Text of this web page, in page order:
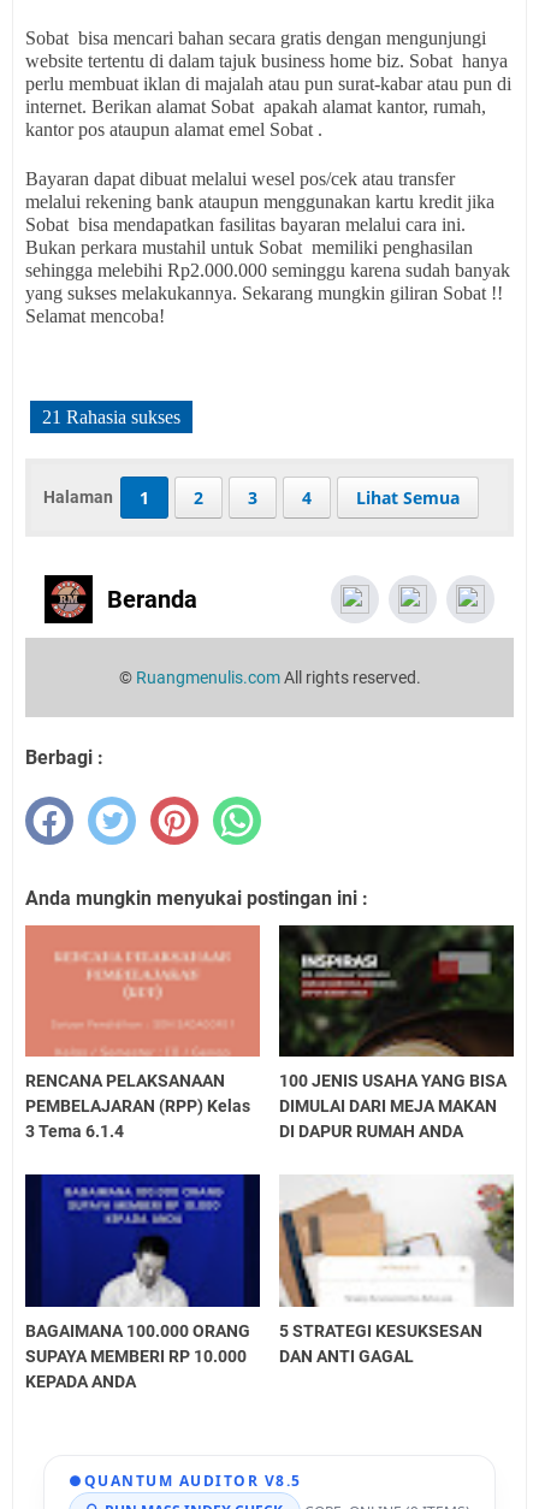
Sobat bisa mencari bahan secara gratis dengan mengunjungi
website tertentu di dalam tajuk business home biz. Sobat hanya
perlu membuat iklan di majalah atau pun surat-kabar atau pun di
internet. Berikan alamat Sobat apakah alamat kantor, rumah,
kantor pos ataupun alamat emel Sobat .
Bayaran dapat dibuat melalui wesel pos/cek atau transfer
melalui rekening bank ataupun menggunakan kartu kredit jika
Sobat bisa mendapatkan fasilitas bayaran melalui cara ini.
Bukan perkara mustahil untuk Sobat memiliki penghasilan
sehingga melebihi Rp2.000.000 seminggu karena sudah banyak
yang sukses melakukannya. Sekarang mungkin giliran Sobat !!
Selamat mencoba!
21 Rahasia sukses
Halaman 1 2 3 4 Lihat Semua
Beranda
© Ruangmenulis.comAll rights reserved.
Berbagi :
Anda mungkin menyukai postingan ini :
RENCANA PELAKSANAAN
PEMBELAJARAN (RPP) Kelas
3 Tema 6.1.4
100 JENIS USAHA YANG BISA
DIMULAI DARI MEJA MAKAN
DI DAPUR RUMAH ANDA
BAGAIMANA 100.000 ORANG
SUPAYA MEMBERI RP 10.000
KEPADA ANDA
5 STRATEGI KESUKSESAN
DAN ANTI GAGAL
●QUANTUM AUDITOR V8.5